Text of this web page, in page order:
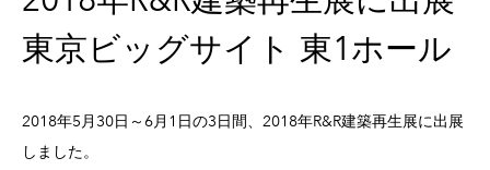
東京ビッグサイト 東1ホール
2018年5月30日～6月1日の3日間、2018年R&R建築再生展に出展
しました。